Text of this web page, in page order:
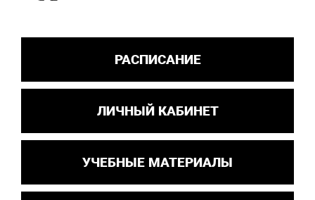
РАСПИСАНИЕ
ЛИЧНЫЙ КАБИНЕТ
УЧЕБНЫЕ МАТЕРИАЛЫ